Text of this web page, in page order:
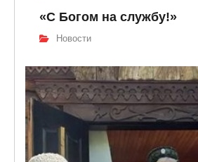
«С Богом на службу!»
Новости